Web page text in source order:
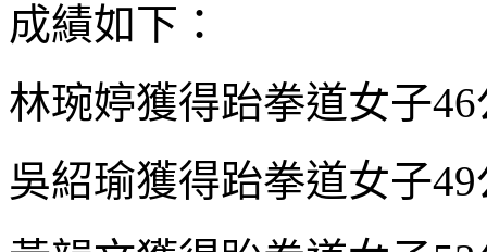
成績如下：
林琬婷獲得跆拳道女子
吳紹瑜獲得跆拳道女子